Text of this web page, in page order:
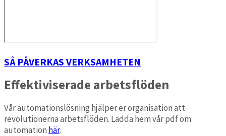
SÅ PÅVERKAS VERKSAMHETEN
Effektiviserade arbetsflöden
Vår automationslösning hjälper er organisation att
revolutionerna arbetsflöden. Ladda hem vår pdf om
automation här.